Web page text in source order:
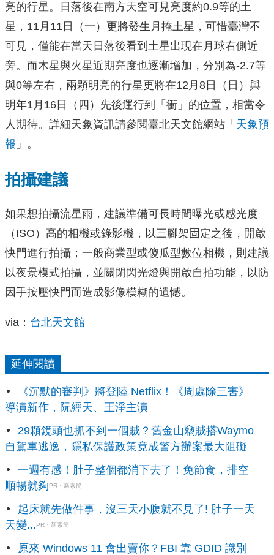
亮的行星。日落後在南方天空可見亮度約0.9等的土
星，11月11日（一）更將發生月掩土星，可惜臺灣不
可見，僅能在當天日落後看到土星出現在月球右側近
旁。而木星與火星近期亮度也逐漸增加，分別為-2.7等
與0等左右，兩顆明亮的行星更將在12月8日（日）與
明年1月16日（四）先後運行到「衝」的位置，相當令
人期待。詳細天象資訊請參閱臺北天文館網站「 天象預
報 」。
拍攝建議
如果想拍攝流星雨，建議準備可長時間曝光或感光度
（ISO）高的相機或錄影機，以三腳架固定之後，開啟
快門進行拍攝；一般商業型或傻瓜型數位相機，則建議
以夜景模式拍攝，並關閉閃光燈與開啟自拍功能，以防
因手按壓快門而造成影像模糊的遺憾。
via： 台北天文館
延伸閱讀
《沉默的審判》將登陸 Netflix！《周處除三害》
導演新作，阮經天、王淨主演
29顆鏡頭也抓不到一個賊？舊金山竊賊搭Waymo
自駕車逃逸，隱私保護政策竟成警方辦案最大阻礙
一週有感！肚子整個都消下去了！免節食，排空
順暢就夠PR・新素簡
起床就先做件事，沒三天小腹就不見了! 肚子一天
天變...PR・新素簡
原來 Windows 11 會出賣你？FBI 靠 GDID 識別